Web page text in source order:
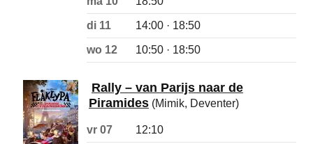
di 11 14:00 · 18:50
wo 12 10:50 · 18:50
Rally – van Parijs naar de
Piramides (Mimik, Deventer)
vr 07 12:10